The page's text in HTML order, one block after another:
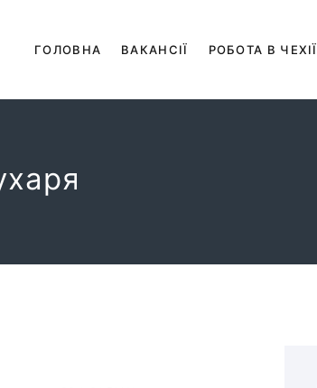
ГОЛОВНА ВАКАНСІЇ РОБОТА В ЧЕХІЇ